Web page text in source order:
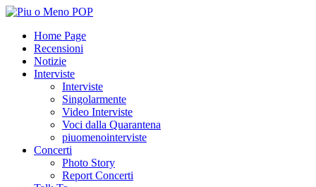
Home Page
Recensioni
Notizie
Interviste
Interviste
Singolarmente
Video Interviste
Voci dalla Quarantena
piuomenointerviste
Concerti
Photo Story
Report Concerti